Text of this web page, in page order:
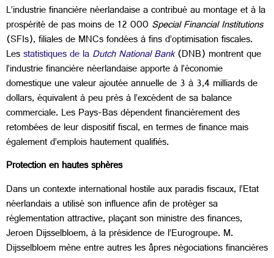
L’industrie financière néerlandaise a contribué au montage et à la
prospérité de pas moins de 12 000 Special Financial Institutions
(SFIs), filiales de MNCs fondées à fins d’optimisation fiscales.
Lesstatistiques de laDutch National Bank(DNB) montrent que
l’industrie financière néerlandaise apporte à l’économie
domestique une valeur ajoutée annuelle de 3 à 3,4 milliards de
dollars, équivalent à peu près à l’excédent de sa balance
commerciale. Les Pays-Bas dépendent financièrement des
retombées de leur dispositif fiscal, en termes de finance mais
également d’emplois hautement qualifiés.
Protection en hautes sphères
Dans un contexte international hostile aux paradis fiscaux, l’Etat
néerlandais a utilisé son influence afin de protéger sa
réglementation attractive, plaçant son ministre des finances,
Jeroen Dijsselbloem, à la présidence de l’Eurogroupe. M.
Dijsselbloem mène entre autres les âpres négociations financières